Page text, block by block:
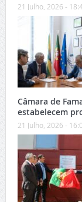
21 Julho, 2026 -
Câmara de
estabelecem
21 Julho, 2026 -